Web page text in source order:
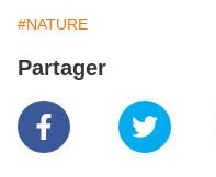
#NATURE
Partager